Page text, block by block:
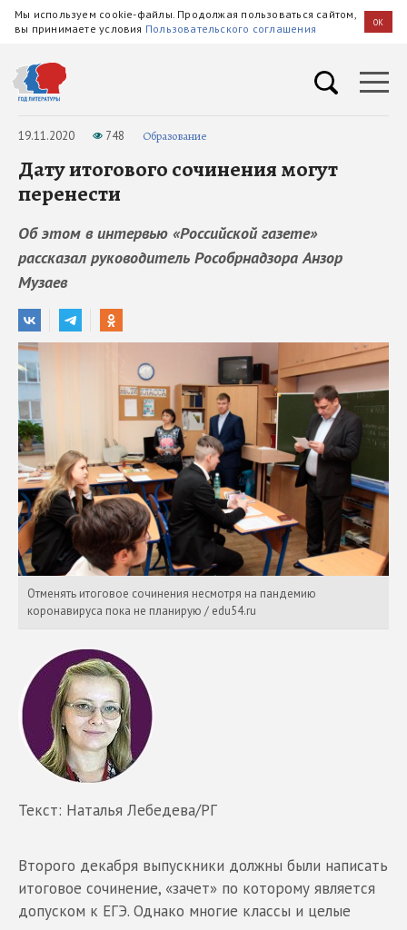
Мы используем cookie-файлы. Продолжая пользоваться сайтом,
вы принимаете условия Пользовательского соглашения OK
19.11.2020 748 Образование
Дату итогового сочинения могут
перенести
Об этом в интервью «Российской газете»
рассказал руководитель Рособрнадзора Анзор
Музаев
Отменять итоговое сочинения несмотря на пандемию
коронавируса пока не планирую / edu54.ru
Текст: Наталья Лебедева/РГ
Второго декабря выпускники должны были написать
итоговое сочинение, «зачет» по которому является
допуском к ЕГЭ. Однако многие классы и целые